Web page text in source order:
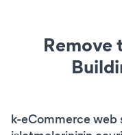
Remove
k-eCommerce web